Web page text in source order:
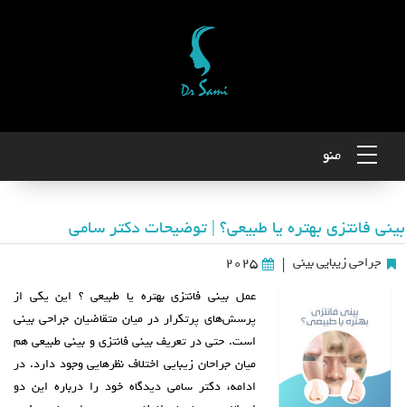
منو
بینی فانتزی بهتره یا طبیعی؟ | توضیحات دکتر سامی
جراحی زیبایی بینی |
2025
عمل بینی فانتزی بهتره یا طبیعی ؟ این یکی از
پرسش‌های پرتکرار در میان متقاضیان جراحی بینی
است. حتی در تعریف بینی فانتزی و بینی طبیعی هم
میان جراحان زیبایی اختلاف‌ نظرهایی وجود دارد. در
ادامه، دکتر سامی دیدگاه خود را درباره این دو